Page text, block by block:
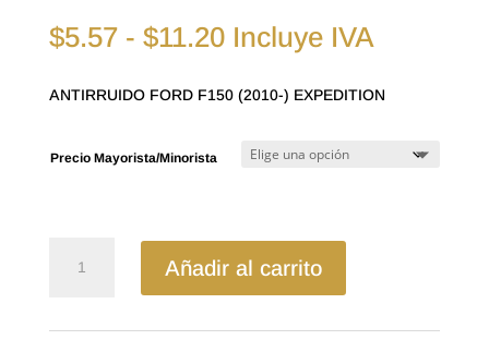
$5.57 - $11.20Rango
precios:
desde
hasta
Incluye IVA
ANTIRRUIDO FORD F150 (2010-) EXPEDITION
Precio Mayorista/Minorista
ANTIRRUIDO
Añadir al carrito